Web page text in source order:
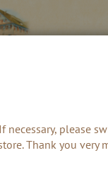
necessary, please
Thank you very